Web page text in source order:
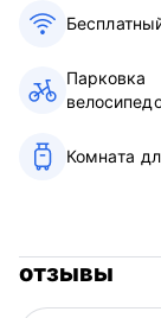
Налоги
Завтрак включен.
Общий:
Круглосуточная
(Auto-
Парковка
Комната
отзывы